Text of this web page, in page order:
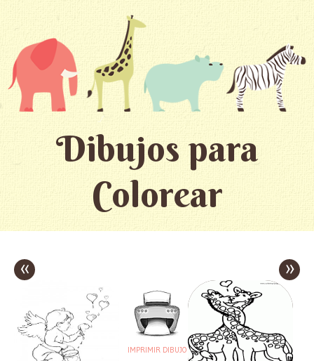
Dibujos para
Colorear
«
IMPRIMIR DIBUJO
»